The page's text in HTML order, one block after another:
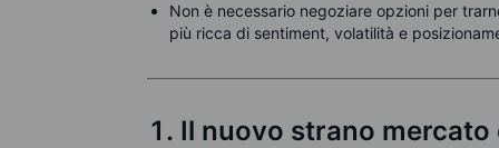
Non è necessario negoziare opzioni per
più ricca di sentiment, volatilità e
Il nuovo strano